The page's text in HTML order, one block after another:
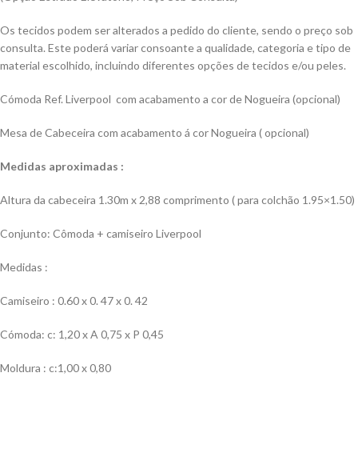
Os tecidos podem ser alterados a pedido do cliente, sendo o preço sob
consulta. Este poderá variar consoante a qualidade, categoria e tipo de
material escolhido, incluindo diferentes opções de tecidos e/ou peles.
Cómoda Ref. Liverpool com acabamento a cor de Nogueira (opcional)
Mesa de Cabeceira com acabamento á cor Nogueira ( opcional)
Medidas aproximadas :
Altura da cabeceira 1.30m x 2,88 comprimento ( para colchão 1.95×1.50)
Conjunto: Cômoda + camiseiro Liverpool
Medidas :
Camiseiro : 0.60 x 0. 47 x 0. 42
Cómoda: c: 1,20 x A 0,75 x P 0,45
Moldura : c:1,00 x 0,80